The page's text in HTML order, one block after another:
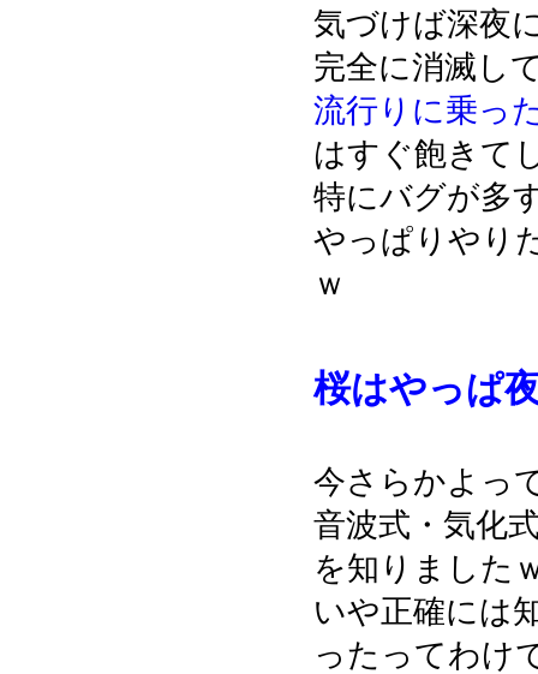
気づけば深夜
完全に消滅し
流行りに乗っ
はすぐ飽きて
特にバグが多
やっぱりやり
ｗ
桜はやっぱ
今さらかよっ
音波式・気化
を知りました
いや正確には
ったってわけ